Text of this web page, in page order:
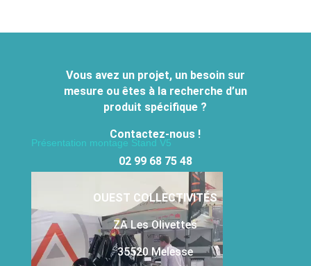
Présentation montage Stand V5
Vous avez un projet, un besoin sur
mesure ou êtes à la recherche d’un
produit spécifique ?
Contactez-nous !
02 99 68 75 48
OUEST COLLECTIVITÉS
ZA Les Olivettes
35520 Melesse